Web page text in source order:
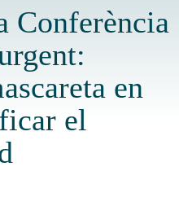
Conferència
en
el